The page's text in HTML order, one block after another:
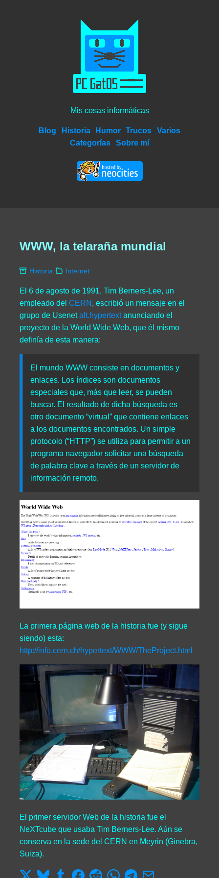
Mis cosas informáticas
Blog Historia Humor Trucos
Varios
Categorías
Sobre mí
WWW, la telaraña mundial
Historia Internet
El 6 de agosto de 1991, Tim Berners-Lee, un
empleado del CERN , escribió un mensaje en el
grupo de Usenetalt.hypertextanunciando el
proyecto de la World Wide Web, que él mismo
definía de esta manera:
El mundo WWW consiste en documentos y
enlaces. Los índices son documentos
especiales que, más que leer, se pueden
buscar. El resultado de dicha búsqueda es
otro documento “virtual” que contiene enlaces
a los documentos encontrados. Un simple
protocolo (“HTTP”) se utiliza para permitir a un
programa navegador solicitar una búsqueda
de palabra clave a través de un servidor de
información remoto.
La primera página web de la historia fue (y sigue
siendo) esta:
http://info.cern.ch/hypertext/WWW/TheProject.html
El primer servidor Web de la historia fue el
NeXTcube que usaba Tim Berners-Lee. Aún se
conserva en la sede del CERN en Meyrin (Ginebra,
Suiza).